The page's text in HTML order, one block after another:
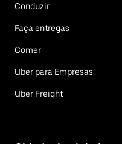
Conduzir
Faça entregas
Comer
Uber para Empresas
Uber Freight